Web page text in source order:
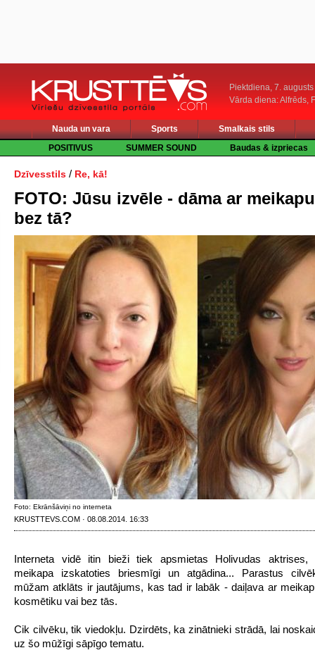
Piektdiena, 7. augusts
Vārda diena: Alfrēds,
Nauda un vara Sports
Smalkais stils
POSITIVUS
SUMMER SOUND Baudas & izpriecas
Dzīvesstils / Re, kā!
FOTO: Jūsu izvēle - dāma ar
bez tā?
Foto: Ekrānšāviņi no interneta
KRUSTTEVS.COM · 08.08.2014. 16:33
Interneta vidē itin bieži tiek apsmietas Holivudas aktrises,
meikapa izskatoties briesmīgi un atgādina... Parastus
mūžam atklāts ir jautājums, kas tad ir labāk - daiļava ar
kosmētiku vai bez tās.
Cik cilvēku, tik viedokļu. Dzirdēts, ka zinātnieki strādā, lai
uz šo mūžīgi sāpīgo tematu.